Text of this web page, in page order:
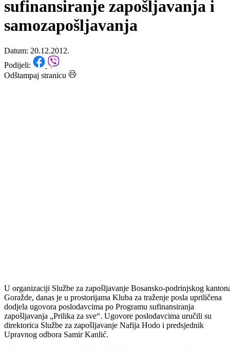
izdvojio sredstva za
sufinansiranje zapošljavanja i
samozapošljavanja
Datum: 20.12.2012.